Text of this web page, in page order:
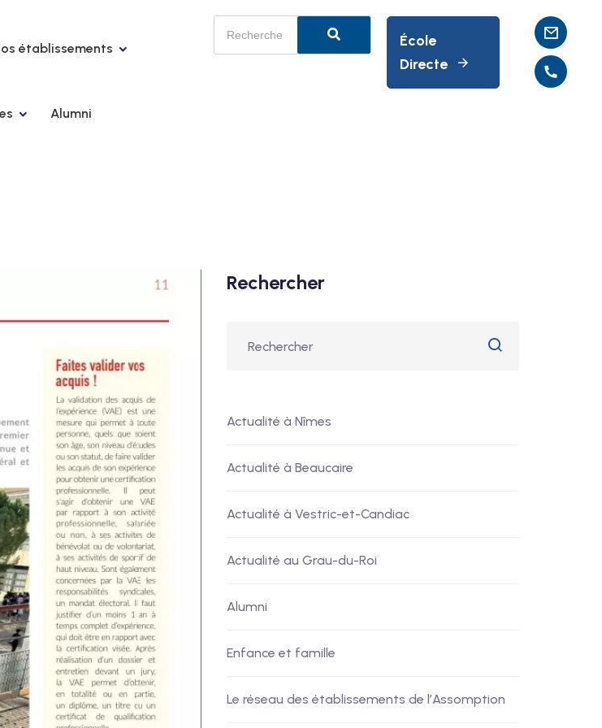
établissements
Alumni
École
Directe
Rechercher
Actualité à Nîmes
Actualité à Beaucaire
Actualité à Vestric-et-Candiac
Actualité au Grau-du-Roi
Alumni
Enfance et famille
Le réseau des établissements de l’Assomption